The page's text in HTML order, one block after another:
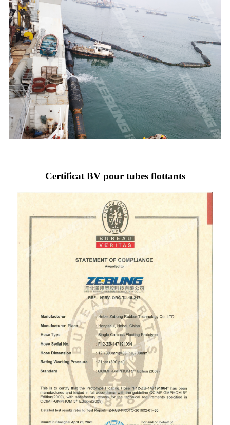
Certificat BV pour tubes flottants